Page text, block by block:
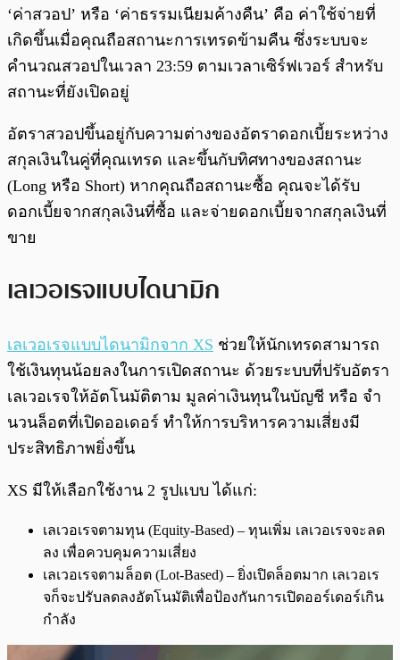
‘ค่าสวอป’ หรือ ‘ค่าธรรมเนียมค้างคืน’ คือ ค่าใช้จ่ายที่
เกิดขึ้นเมื่อคุณถือสถานะการเทรดข้ามคืน ซึ่งระบบจะ
คำนวณสวอปในเวลา 23:59 ตามเวลาเซิร์ฟเวอร์ สำหรับ
สถานะที่ยังเปิดอยู่
อัตราสวอปขึ้นอยู่กับความต่างของอัตราดอกเบี้ยระหว่าง
สกุลเงินในคู่ที่คุณเทรด และขึ้นกับทิศทางของสถานะ
(Long หรือ Short) หากคุณถือสถานะซื้อ คุณจะได้รับ
ดอกเบี้ยจากสกุลเงินที่ซื้อ และจ่ายดอกเบี้ยจากสกุลเงินที่
ขาย
เลเวอเรจแบบไดนามิก
เลเวอเรจแบบไดนามิกจาก XS ช่วยให้นักเทรดสามารถ
ใช้เงินทุนน้อยลงในการเปิดสถานะ ด้วยระบบที่ปรับอัตรา
เลเวอเรจให้อัตโนมัติตาม มูลค่าเงินทุนในบัญชี หรือ จำ
นวนล็อตที่เปิดออเดอร์ ทำให้การบริหารความเสี่ยงมี
ประสิทธิภาพยิ่งขึ้น
XS มีให้เลือกใช้งาน 2 รูปแบบ ได้แก่:
เลเวอเรจตามทุน (Equity-Based) – ทุนเพิ่ม เลเวอเรจจะลด
ลง เพื่อควบคุมความเสี่ยง
เลเวอเรจตามล็อต (Lot-Based) – ยิ่งเปิดล็อตมาก เลเวอเร
จก็จะปรับลดลงอัตโนมัติเพื่อป้องกันการเปิดออร์เดอร์เกิน
กำลัง